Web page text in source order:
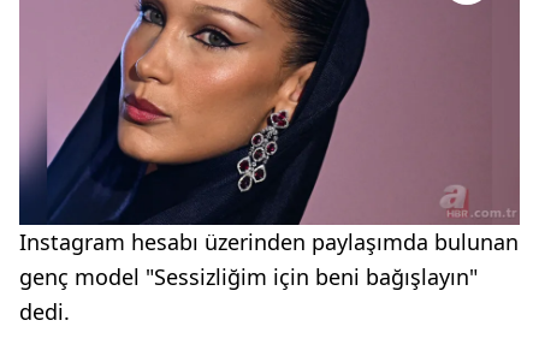
Instagram hesabı üzerinden paylaşımda bulunan
genç model "Sessizliğim için beni bağışlayın"
dedi.